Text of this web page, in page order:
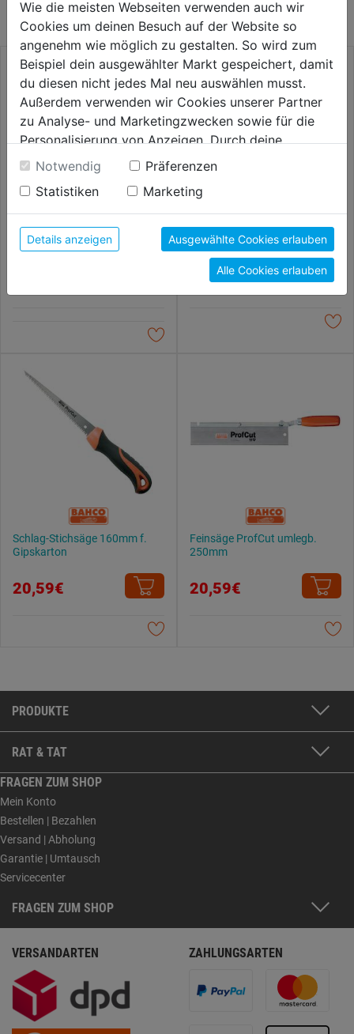
Fuchsschwanz PrizeCut
Metallsäge f.Metallsägeblätter
250 - 300mm
19,59€
Schlag-Stichsäge 160mm f.
Gipskarton
20,59€
Feinsäge ProfCut umlegb.
250mm
20,59€
PRODUKTE
RAT & TAT
FRAGEN ZUM SHOP
Mein Konto
Bestellen | Bezahlen
Versand | Abholung
Garantie | Umtausch
Servicecenter
FRAGEN ZUM SHOP
VERSANDARTEN ZAHLUNGSARTEN
Wie die meisten Webseiten verwenden auch wir
Cookies um deinen Besuch auf der Website so
angenehm wie möglich zu gestalten. So wird zum
Beispiel dein ausgewählter Markt gespeichert, damit
du diesen nicht jedes Mal neu auswählen musst.
Außerdem verwenden wir Cookies unserer Partner
zu Analyse- und Marketingzwecken sowie für die
Personalisierung von Anzeigen. Durch deine
Einwilligung werden die Daten von Drittanbieter,
unter anderem auch in den USA, verarbeitet.
Durch Klick auf "Alle Cookies erlauben" stimmst du
der Verwendung aller Cookies zu. Unter "Details
anzeigen" findest du alle Infos zu den
unterschiedlichen Cookies, unter "Cookies
Konfigurieren" kannst du auswählen, welche Cookies
du zulassen möchtest und welche nicht.
Datenschutzerklärung.
Notwendig
Präferenzen
Statistiken
Marketing
Details anzeigen Ausgewählte Cookies erlauben
Alle Cookies erlauben